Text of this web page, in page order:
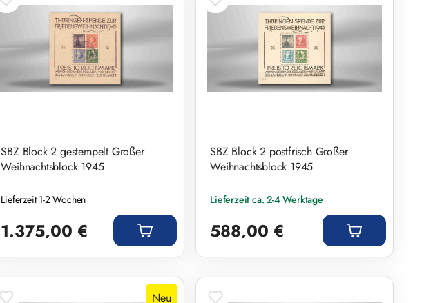
SBZ Block 2 gestempelt Großer
Weihnachtsblock 1945
Lieferzeit 1-2 Wochen
1.375,00 €
SBZ Block 2 postfrisch Großer
Weihnachtsblock 1945
Lieferzeit ca. 2-4 Werktage
588,00 €
Neu